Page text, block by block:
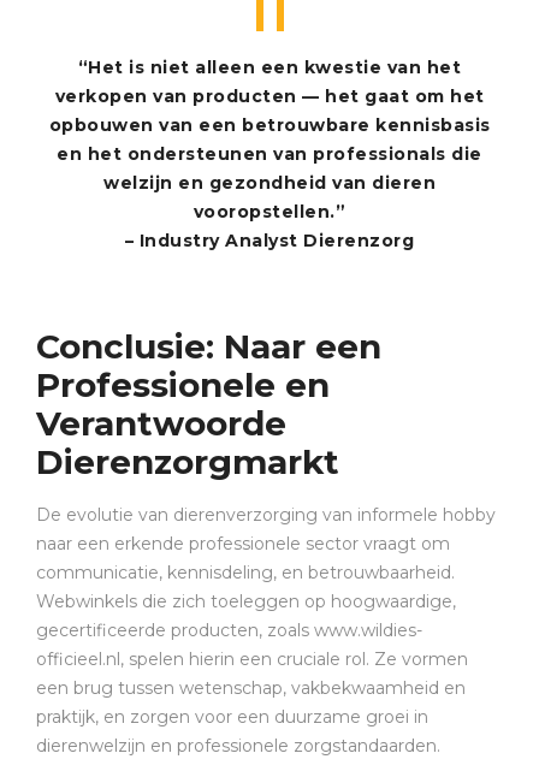
“Het is niet alleen een kwestie van het
verkopen van producten — het gaat om het
opbouwen van een betrouwbare kennisbasis
en het ondersteunen van professionals die
welzijn en gezondheid van dieren
vooropstellen.”
– Industry Analyst Dierenzorg
Conclusie: Naar een
Professionele en
Verantwoorde
Dierenzorgmarkt
De evolutie van dierenverzorging van informele hobby
naar een erkende professionele sector vraagt om
communicatie, kennisdeling, en betrouwbaarheid.
Webwinkels die zich toeleggen op hoogwaardige,
gecertificeerde producten, zoals www.wildies-
officieel.nl, spelen hierin een cruciale rol. Ze vormen
een brug tussen wetenschap, vakbekwaamheid en
praktijk, en zorgen voor een duurzame groei in
dierenwelzijn en professionele zorgstandaarden.